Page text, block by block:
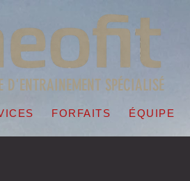
D'ENTRAINEMENT SPÉCIALISÉ
FORFAITS ÉQUIPE